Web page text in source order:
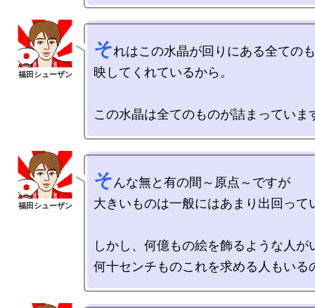
それはこの水晶が回りにある全ての
映してくれているから。
そんな無と有の間～原点～ですが
大きいものは一般にはあまり出回って
しかし、何億もの絵を飾るような人が